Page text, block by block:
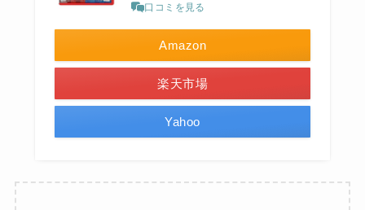
口コミを見る
Amazon
楽天市場
Yahoo